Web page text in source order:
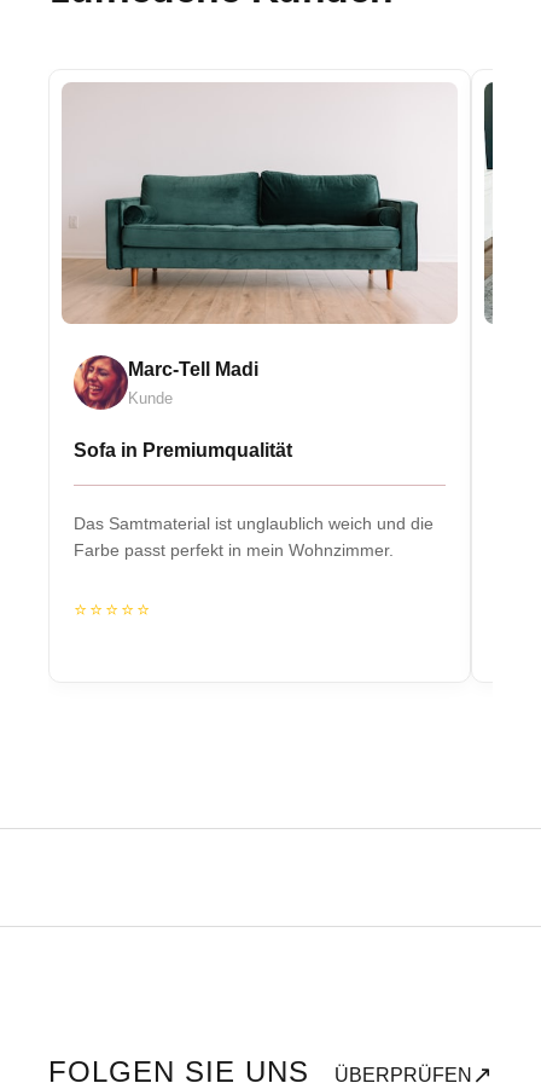
Marc-Tell Madi
Kunde
Sofa in Premiumqualität
Das Samtmaterial ist unglaublich weich und die
Farbe passt perfekt in mein Wohnzimmer.
⭐⭐⭐⭐⭐
FOLGEN SIE UNS ÜBERPRÜFEN ↗